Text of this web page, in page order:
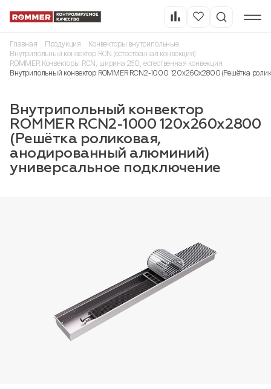
Пн-Пт, 9:00—18:00
Главная Продукция
Конвекторы внутрипольные
Внутрипольный конвектор RCN (естественная конвекция)
ROMMER Конвекторы RCN, ширина 260, естественная конвекция
Внутрипольный конвектор ROMMER RCN2-1000 120х260х2800 (Решётка
Внутрипольный конвектор
ROMMER RCN2-1000 120х260х2800
(Решётка роликовая,
анодированный алюминий)
универсальное подключение